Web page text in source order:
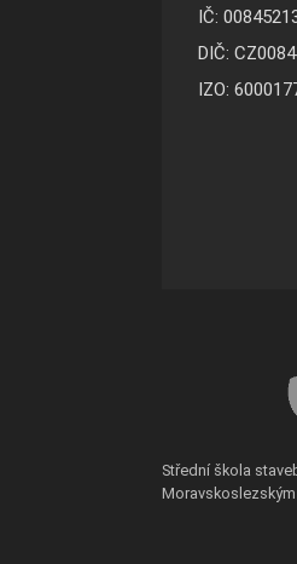
IČ:
DIČ:
IZO:
Střední škola